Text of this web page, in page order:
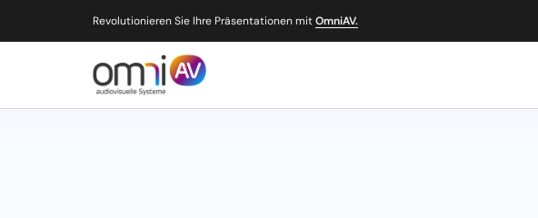
Revolutionieren Sie Ihre Präsentationen mitOmniAV.